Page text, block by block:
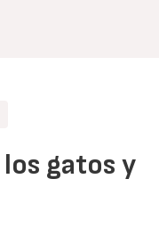
los gatos y